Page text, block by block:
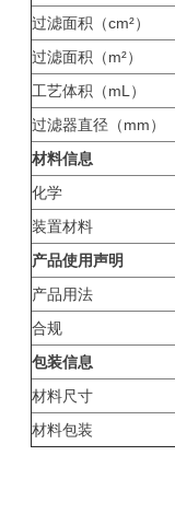
过滤面积（cm²）
过滤面积（m²）
工艺体积（mL）
过滤器直径（mm）
材料信息
化学
装置材料
产品使用声明
产品用法
合规
包装信息
材料尺寸
材料包装